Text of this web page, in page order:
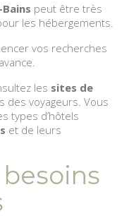
peut être très
les hébergements.
vos recherches
les sites de
des voyageurs. Vous
types d’hôtels
et de leurs